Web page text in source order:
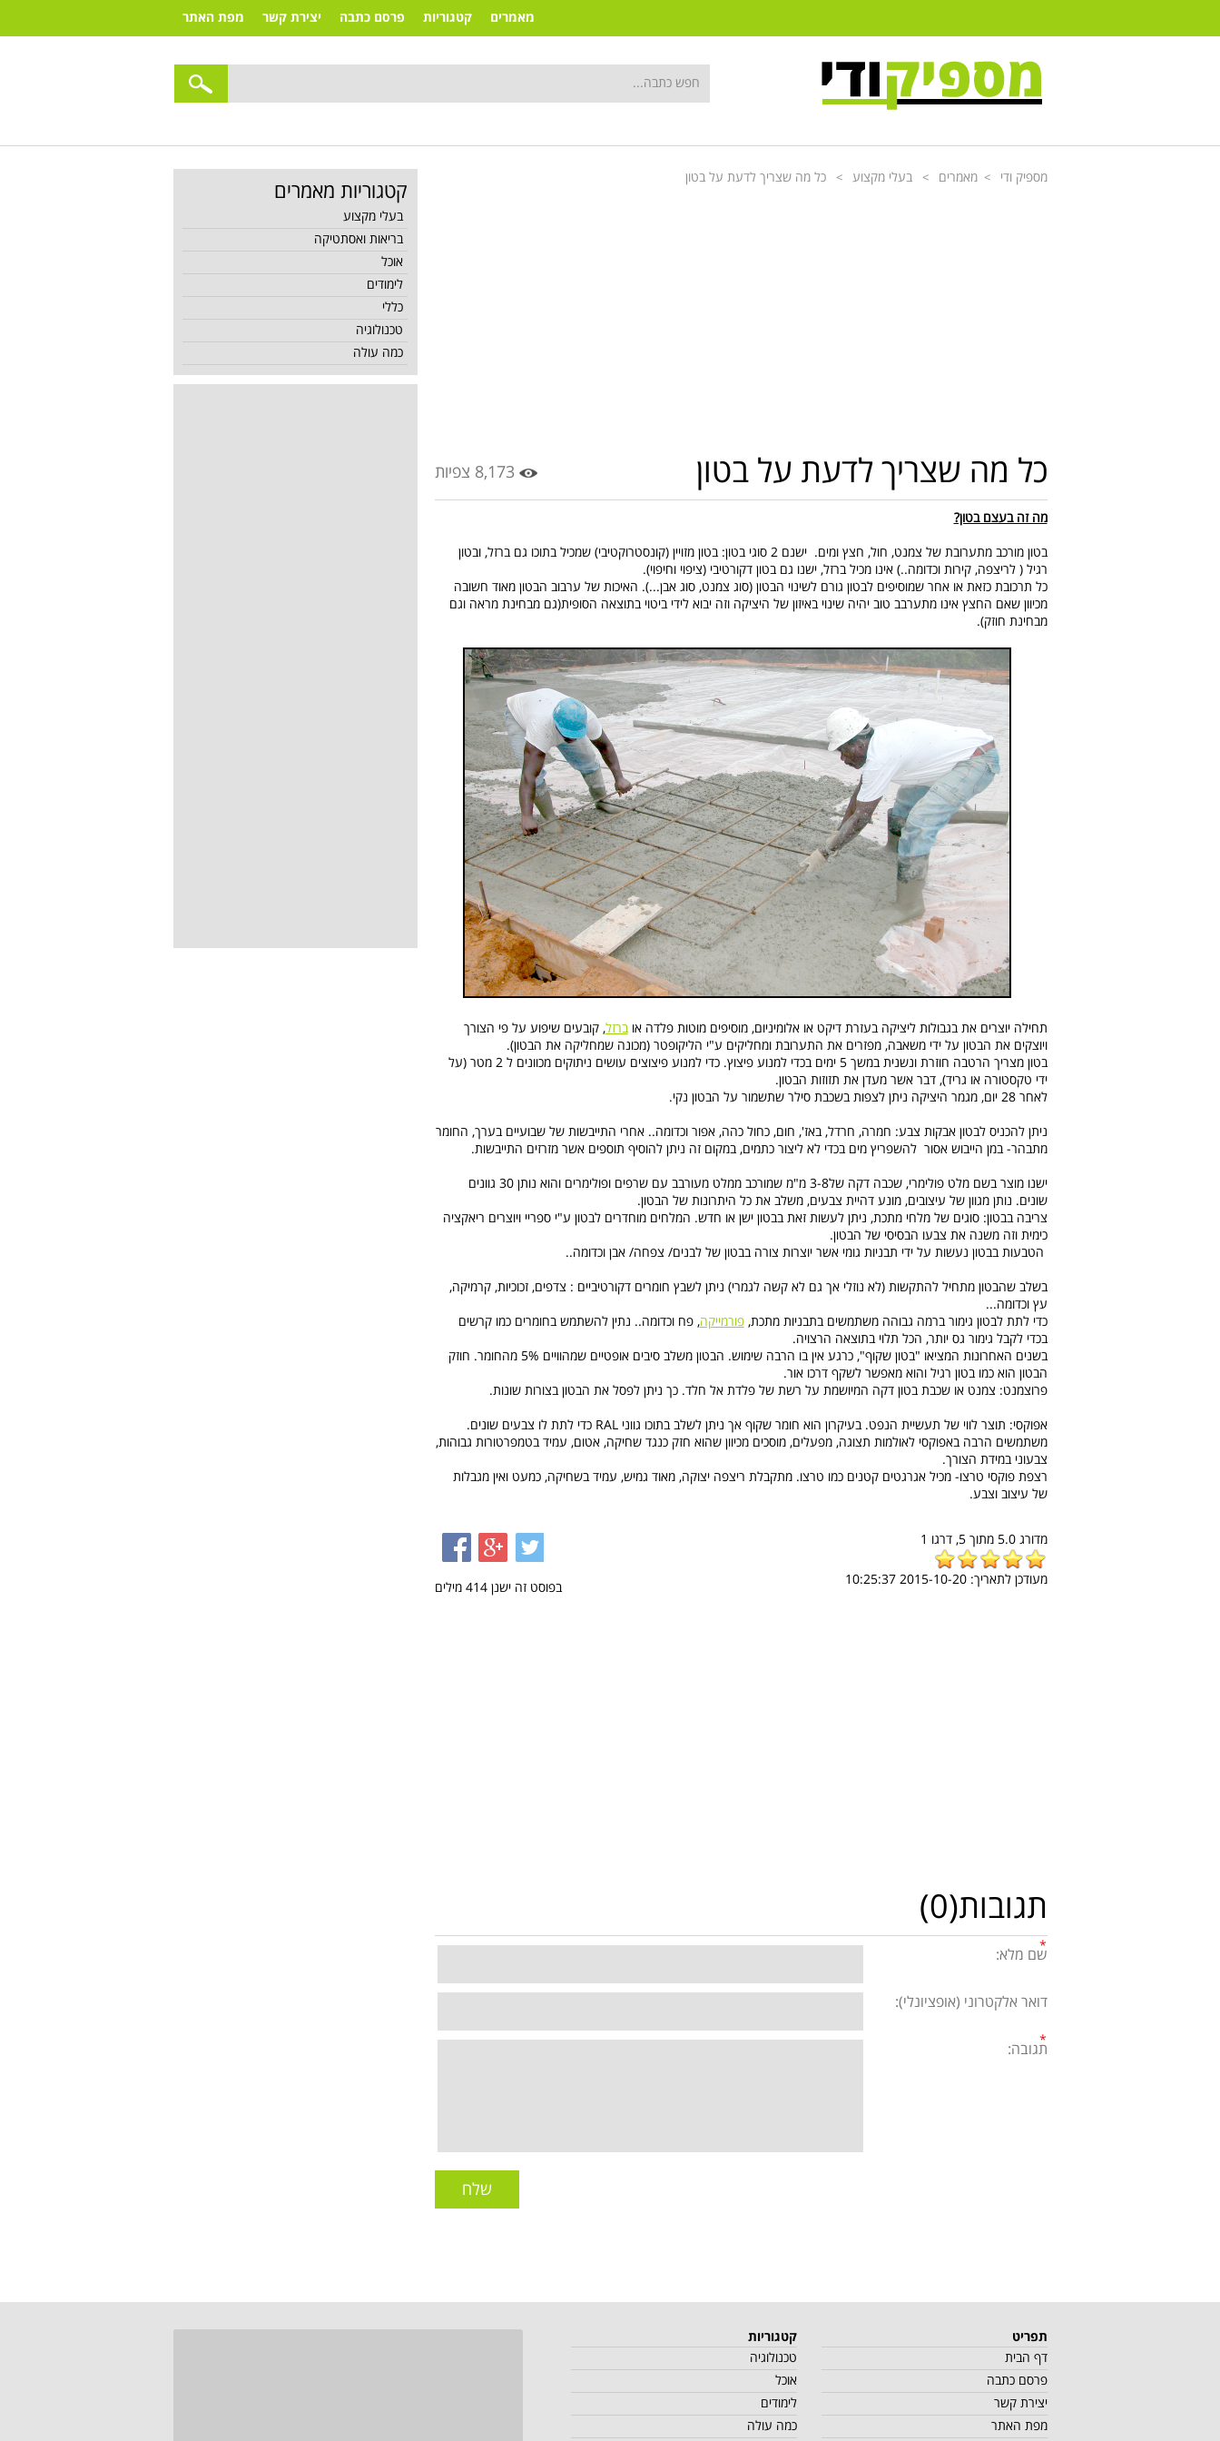
מאמרים קטגוריות פרסם כתבה יצירת קשר מפת האתר
מספיק ודי > מאמרים > בעלי מקצוע > כל מה שצריך לדעת על בטון
כל מה שצריך לדעת על בטון 8,173 צפיות
מה זה בעצם בטון?
בטון מורכב מתערובת של צמנט, חול, חצץ ומים. ישנם 2 סוגי בטון: בטון מזויין (קונסטרוקטיבי) שמכיל בתוכו גם ברזל, ובטון
רגיל ( לריצפה, קירות וכדומה..) אינו מכיל ברזל, ישנו גם בטון דקורטיבי (ציפוי וחיפוי).
כל תרכובת כזאת או אחר שמוסיפים לבטון גורם לשינוי הבטון (סוג צמנט, סוג אבן...). האיכות של ערבוב הבטון מאוד חשובה
מכיוון שאם החצץ אינו מתערבב טוב יהיה שינוי באיזון של היציקה וזה יבוא לידי ביטוי בתוצאה הסופית(גם מבחינת מראה וגם
מבחינת חוזק).
תחילה יוצרים את בגבולות ליציקה בעזרת דיקט או אלומיניום, מוסיפים מוטות פלדה אוברזל, קובעים שיפוע על פי הצורך
ויוצקים את הבטון על ידי משאבה, מפזרים את התערובת ומחליקים ע"י הליקופטר (מכונה שמחליקה את הבטון).
בטון מצריך הרטבה חוזרת ונשנית במשך 5 ימים בכדי למנוע פיצוץ. כדי למנוע פיצוצים עושים ניתוקים מכוונים ל 2 מטר (על
ידי טקסטורה או גריד), דבר אשר מעדן את תזוזות הבטון.
לאחר 28 יום, מגמר היציקה ניתן לצפות בשכבת סילר שתשמור על הבטון נקי.
ניתן להכניס לבטון אבקות צבע: חמרה, חרדל, באז', חום, כחול כהה, אפור וכדומה.. אחרי התייבשות של שבועיים בערך, החומר
מתבהר- במן הייבוש אסור להשפריץ מים בכדי לא ליצור כתמים, במקום זה ניתן להוסיף תוספים אשר מזרזים התייבשות.
ישנו מוצר בשם מלט פולימרי, שכבה דקה של3-8 מ"מ שמורכב ממלט מעורבב עם שרפים ופולימרים והוא נותן 30 גוונים
שונים. נותן מגוון של עיצובים, מונע דהיית צבעים, משלב את כל היתרונות של הבטון.
צריבה בבטון: סוגים של מלחי מתכת, ניתן לעשות זאת בבטון ישן או חדש. המלחים מוחדרים לבטון ע"י ספריי ויוצרים ריאקציה
כימית וזה משנה את צבעו הבסיסי של הבטון.
הטבעות בבטון נעשות על ידי תבניות גומי אשר יוצרות צורה בבטון של לבנים/ צפחה/ אבן וכדומה..
בשלב שהבטון מתחיל להתקשות (לא נוזלי אך גם לא קשה לגמרי) ניתן לשבץ חומרים דקורטיביים : צדפים, זכוכיות, קרמיקה,
עץ וכדומה...
כדי לתת לבטון גימור ברמה גבוהה משתמשים בתבניות מתכת,פורמייקה, פח וכדומה.. נתין להשתמש בחומרים כמו קרשים
בכדי לקבל גימור גס יותר, הכל תלוי בתוצאה הרצויה.
בשנים האחרונות המציאו "בטון שקוף", כרגע אין בו הרבה שימוש. הבטון משלב סיבים אופטיים שמהוויים 5% מהחומר. חוזק
הבטון הוא כמו בטון רגיל והוא מאפשר לשקף דרכו אור.
פרוצמנט: צמנט או שכבת בטון דקה המיושמת על רשת של פלדת אל חלד. כך ניתן לפסל את הבטון בצורות שונות.
אפוקסי: תוצר לווי של תעשיית הנפט. בעיקרון הוא חומר שקוף אך ניתן לשלב בתוכו גווניRAL כדי לתת לו צבעים שונים.
משתמשים הרבה באפוקסי לאולמות תצוגה, מפעלים, מוסכים מכיוון שהוא חזק כנגד שחיקה, אטום, עמיד בטמפרטורות גבוהות,
צבעוני במידת הצורך.
רצפת פוקסי טרצו- מכיל אגרגטים קטנים כמו טרצו. מתקבלת ריצפה יצוקה, מאוד גמיש, עמיד בשחיקה, כמעט ואין מגבלות
של עיצוב וצבע.
מדורג5.0 מתוך5, דרגו 1
מעודכן לתאריך:2015-10-20 10:25:37
בפוסט זה ישנן 414מילים
תגובות(0)
שם מלא:
דואר אלקטרוני (אופציונלי):
תגובה:
שלח
קטגוריות מאמרים
בעלי מקצוע
בריאות ואסתטיקה
אוכל
לימודים
כללי
טכנולוגיה
כמה עולה
תפריט
דף הבית
פרסם כתבה
יצירת קשר
מפת האתר
קטגוריות
טכנולוגיה
אוכל
לימודים
כמה עולה